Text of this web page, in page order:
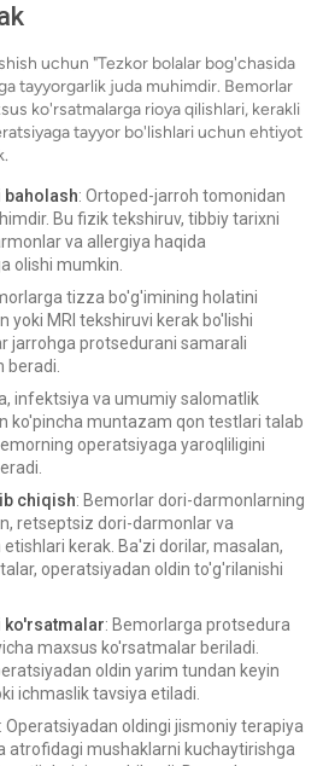
uchun "Tezkor bolalar bog'chasida
tayyorgarlik juda muhimdir. Bemorlar
ko'rsatmalarga rioya qilishlari, kerakli
tayyor bo'lishlari uchun ehtiyot
baholash: Ortoped-jarroh tomonidan
Bu fizik tekshiruv, tibbiy tarixni
va allergiya haqida
olishi mumkin.
tizza bo'g'imining holatini
yoki MRI tekshiruvi kerak bo'lishi
jarrohga protsedurani samarali
beradi.
infektsiya va umumiy salomatlik
ko'pincha muntazam qon testlari talab
operatsiyaga yaroqliligini
chiqish: Bemorlar dori-darmonlarning
retseptsiz dori-darmonlar va
kerak. Ba'zi dorilar, masalan,
operatsiyadan oldin to'g'rilanishi
ko'rsatmalar: Bemorlarga protsedura
maxsus ko'rsatmalar beriladi.
oldin yarim tundan keyin
ichmaslik tavsiya etiladi.
: Operatsiyadan oldingi jismoniy terapiya
atrofidagi mushaklarni kuchaytirishga